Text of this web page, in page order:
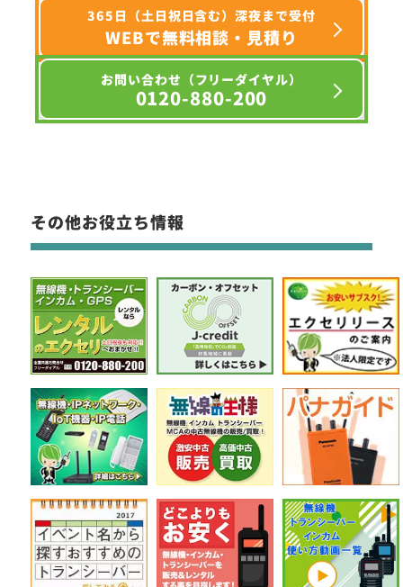
365日（土日祝日含む）深夜まで受付
WEBで無料相談・見積り
お問い合わせ（フリーダイヤル）
0120-880-200
その他お役立ち情報